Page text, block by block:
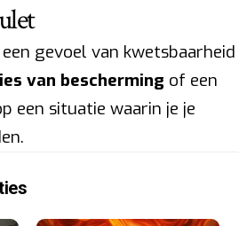
gevoel van kwetsbaarheid
van bescherming of een
een situatie waarin je je